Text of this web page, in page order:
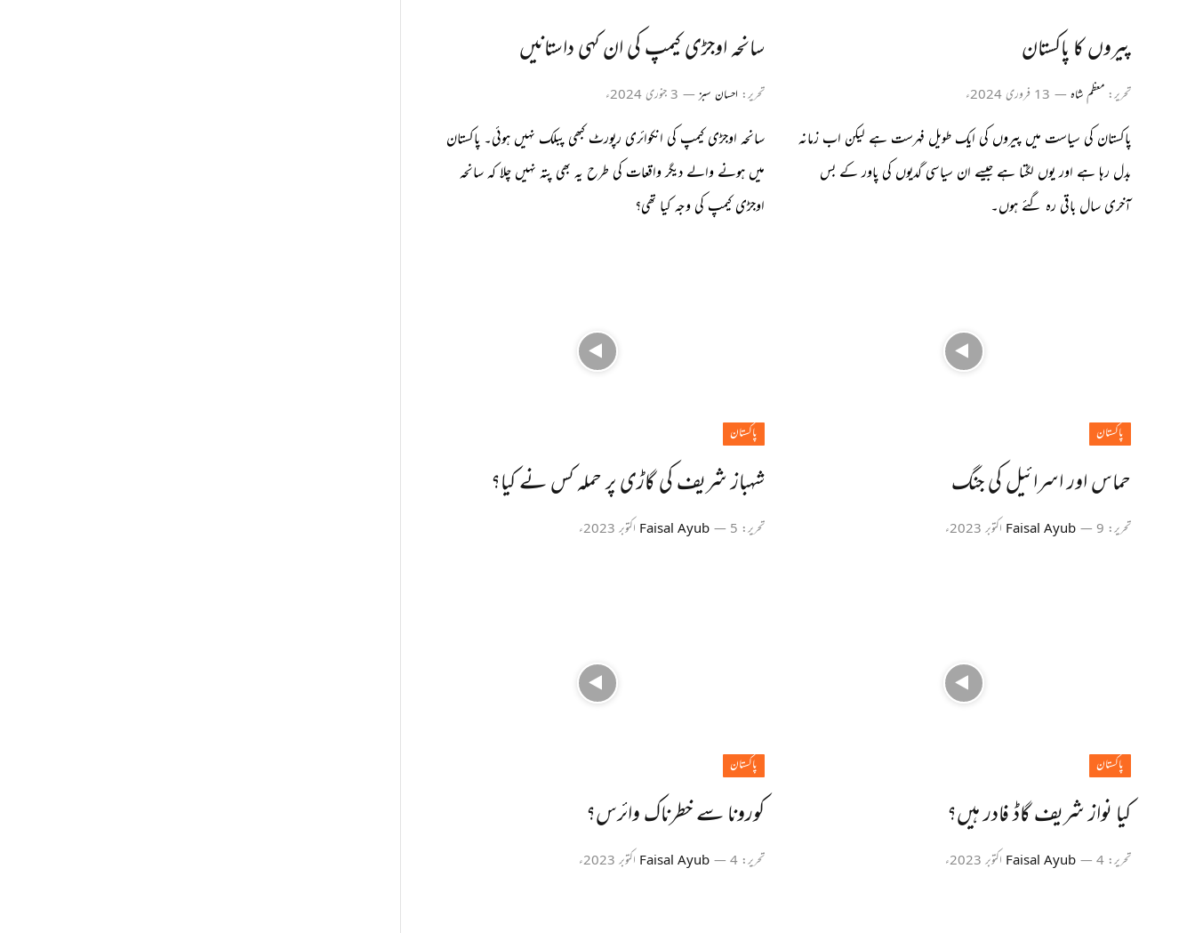
پیروں کا پاکستان
تحریر: معظم شاہ 13 فروری 2024ء
پاکستان کی سیاست میں پیروں کی ایک طویل فہرست ہے لیکن اب زمانہ
بدل رہا ہے اور یوں لگتا ہے جیسے ان سیاسی گدیوں کی پاور کے بس
آخری سال باقی رہ گئے ہوں۔
سانحہ اوجڑی کیمپ کی ان کہی داستانیں
تحریر: احسان سبز 3 جنوری 2024ء
سانحہ اوجڑی کیمپ کی انکوائری رپورٹ کبھی پبلک نہیں ہوئی۔ پاکستان
میں ہونے والے دیگر واقعات کی طرح یہ بھی پتہ نہیں چلا کہ سانحہ
اوجڑی کیمپ کی وجہ کیا تھی؟
پاکستان
حماس اور اسرائیل کی جنگ
تحریر: Faisal Ayub 9 اکتوبر 2023ء
پاکستان
شہباز شریف کی گاڑی پر حملہ کس نے کیا؟
تحریر: Faisal Ayub 5 اکتوبر 2023ء
پاکستان
کیا نواز شریف گاڈ فادر ہیں؟
تحریر: Faisal Ayub 4 اکتوبر 2023ء
پاکستان
کورونا سے خطرناک وائرس؟
تحریر: Faisal Ayub 4 اکتوبر 2023ء